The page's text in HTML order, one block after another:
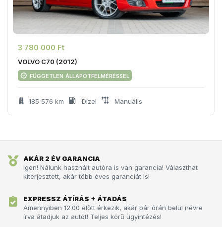
3 780 000 Ft
VOLVO C70 (2012)
független állapotfelméréssel
185 576 km Dízel Manuális
AKÁR 2 ÉV GARANCIA
Igen! Nálunk használt autóra is van garancia! Választhat
kiterjesztett, akár több éves garanciát is!
EXPRESSZ ÁTÍRÁS + ÁTADÁS
Amennyiben 12.00 előtt érkezik, akár pár órán belül névre
írva átadjuk az autót!­­­ Teljes körű ügyintézés!